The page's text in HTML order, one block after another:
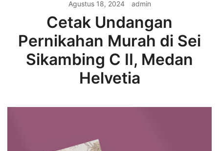
Agustus 18, 2024 admin
Cetak Undangan
Pernikahan Murah di Sei
Sikambing C II, Medan
Helvetia